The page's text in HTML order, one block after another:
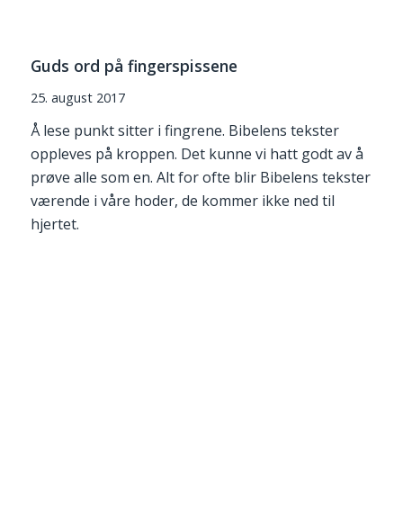
Guds ord på fingerspissene
25. august 2017
Å lese punkt sitter i fingrene. Bibelens tekster
oppleves på kroppen. Det kunne vi hatt godt av å
prøve alle som en. Alt for ofte blir Bibelens tekster
værende i våre hoder, de kommer ikke ned til
hjertet.